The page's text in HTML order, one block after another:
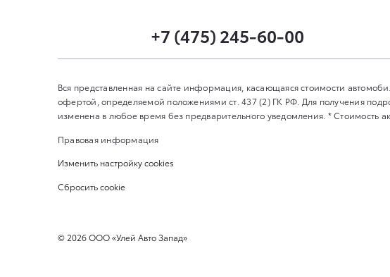
+7 (475) 245-60-00
Вся представленная на сайте информация, касающаяся стоимости
офертой, определяемой положениями ст. 437 (2) ГК РФ. Для получения
изменена в любое время без предварительного уведомления. * Стоимость
Правовая информация
Изменить настройку cookies
Сбросить cookie
© 2026ООО «Улей Авто Запад»